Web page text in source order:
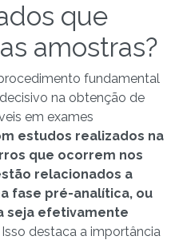
que
amostras?
fundamental
na obtenção de
em exames
estudos realizados na
que ocorrem nos
relacionados a
fase pré-analítica, ou
seja efetivamente
Isso destaca a importância